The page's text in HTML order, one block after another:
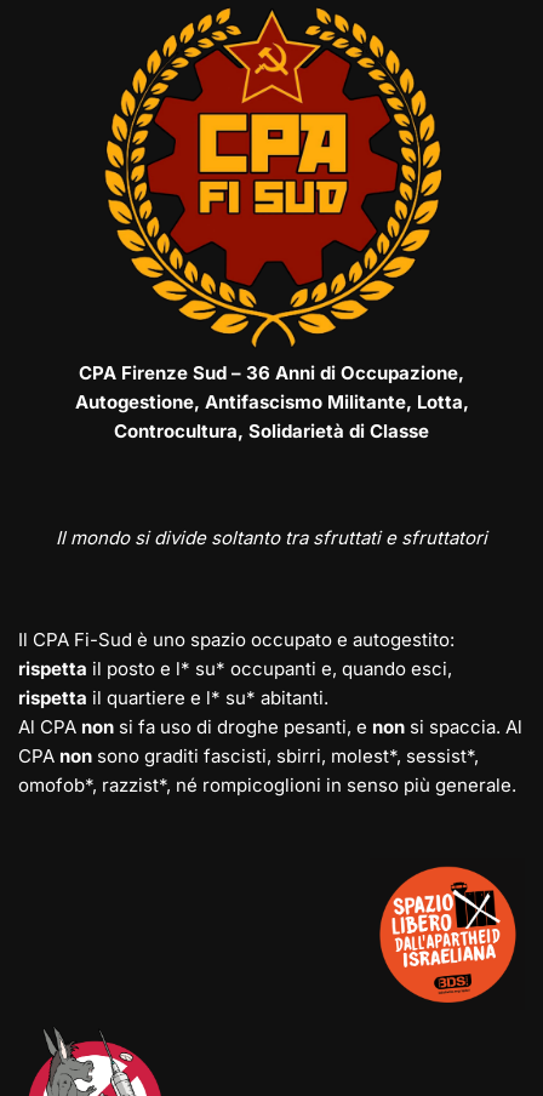
CPA Firenze Sud – 36 Anni di Occupazione,
Autogestione, Antifascismo Militante, Lotta,
Controcultura, Solidarietà di Classe
Il mondo si divide soltanto tra sfruttati e sfruttatori
Il CPA Fi-Sud è uno spazio occupato e autogestito:
rispetta il posto e l* su* occupanti e, quando esci,
rispetta il quartiere e l* su* abitanti.
Al CPA non si fa uso di droghe pesanti, e non si spaccia. Al
CPA non sono graditi fascisti, sbirri, molest*, sessist*,
omofob*, razzist*, né rompicoglioni in senso più generale.